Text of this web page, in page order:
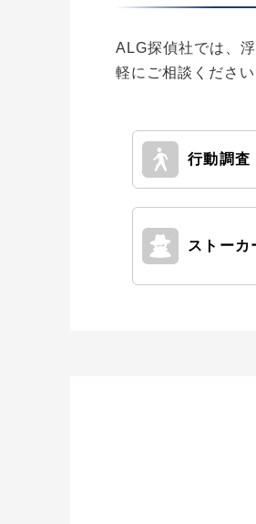
ALG探偵社では、
軽にご相談ください
行動調査
ストーカ